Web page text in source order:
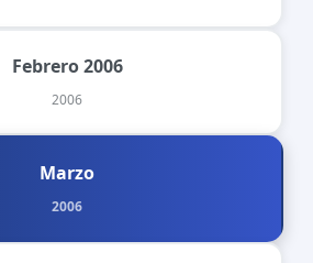
Febrero 2006
2006
Marzo
2006